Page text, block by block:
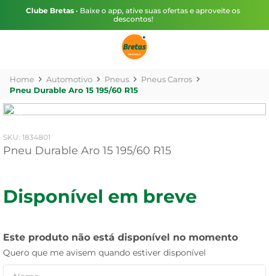
Clube Bretas • Baixe o app, ative suas ofertas e aproveite os
descontos!
Automotivo Pneus
Pneus Carros
Pneu Durable Aro 15 195/60 R15
: 1834801
Pneu Durable Aro 15 195/60 R15
Disponível em breve
Este produto não está disponível no momento
Quero que me avisem quando estiver disponível